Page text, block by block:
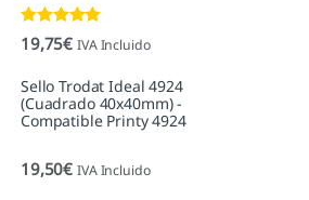
Valorado con
5.00de 5
19,75€ IVA Incluido
Sello Trodat Ideal 4924
(Cuadrado 40x40mm) -
Compatible Printy 4924
19,50€ IVA Incluido